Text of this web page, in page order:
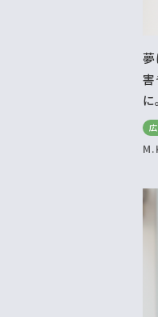
に。